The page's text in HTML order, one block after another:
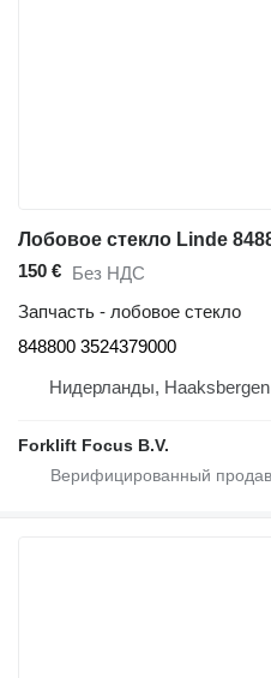
150 € Без НДС
Запчасть - лобовое стекло
848800 3524379000
Нидерланды, Haaksbergen
Forklift Focus B.V.